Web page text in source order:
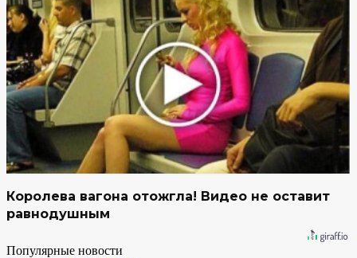
Королева вагона отожгла! Видео не оставит
равнодушным
Популярные новости